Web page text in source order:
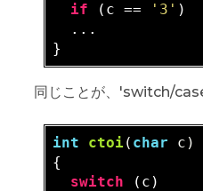
if (c == '3'
  ...
同じことが、'switch/
int ctoi( char c)
{
switch (c)